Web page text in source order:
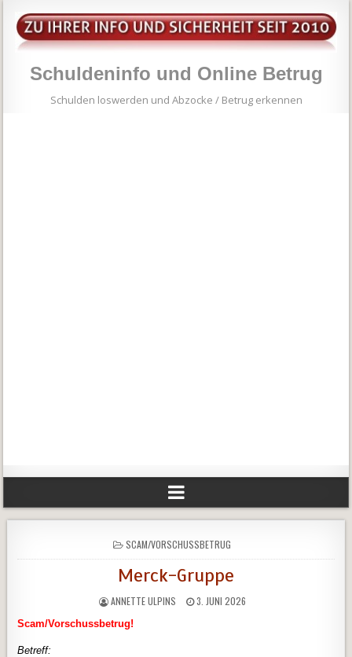
Schuldeninfo und Online Betrug
Schulden loswerden und Abzocke / Betrug erkennen
POSTED
IN
SCAM/VORSCHUSSBETRUG
Merck-Gruppe
ANNETTE ULPINS 3. JUNI 2026
Scam/Vorschussbetrug!
Betreff: